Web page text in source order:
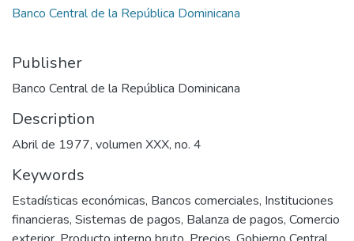
Banco Central de la República Dominicana
Publisher
Banco Central de la República Dominicana
Description
Abril de 1977, volumen XXX, no. 4
Keywords
Estadísticas económicas, Bancos comerciales, Instituciones
financieras, Sistemas de pagos, Balanza de pagos, Comercio